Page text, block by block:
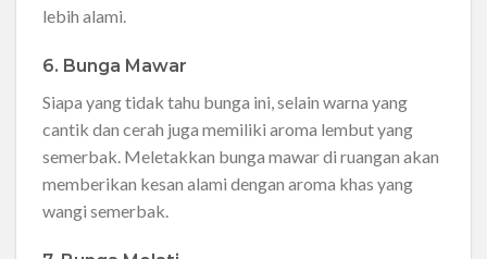
lebih alami.
6. Bunga Mawar
Siapa yang tidak tahu bunga ini, selain warna yang
cantik dan cerah juga memiliki aroma lembut yang
semerbak. Meletakkan bunga mawar di ruangan akan
memberikan kesan alami dengan aroma khas yang
wangi semerbak.